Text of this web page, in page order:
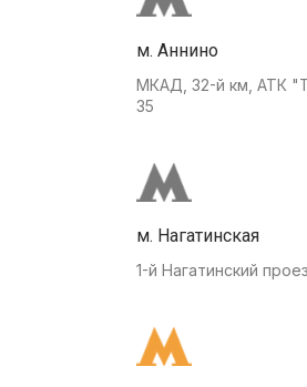
м. Аннино
МКАД, 32-й км, АТК
35
м. Нагатинская
1-й Нагатинский